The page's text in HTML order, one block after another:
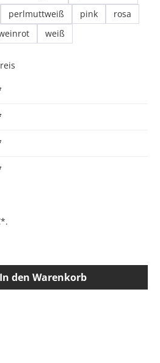
perlmuttweiß pink
rosa
weiß
Wert
In den Warenkorb